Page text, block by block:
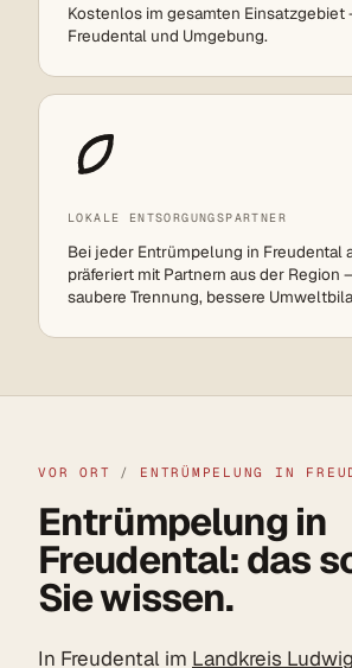
Kostenlos im gesamten
Freudental und Umgebung.
LOKALE ENTSORGUNGSPARTNER
Bei jeder Entrümpelung in Freudental
präferiert mit Partnern aus der Region
saubere Trennung, bessere
VOR ORT / ENTRÜMPELUNG IN
Entrümpelung in
Freudental: das
Sie wissen.
In Freudental im Landkreis